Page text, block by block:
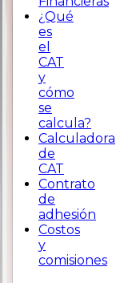
¿Qué
es
el
CAT
y
cómo
se
calcula?
Calculadora
de
CAT
Contrato
de
adhesión
Costos
y
comisiones